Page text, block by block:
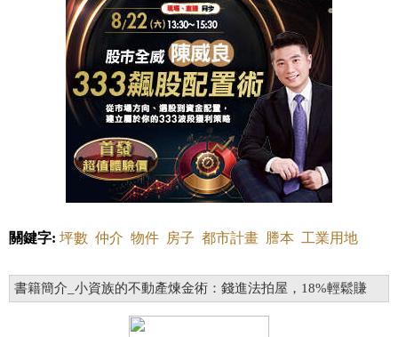
關鍵字: 坪數 仲介 物件 房子 都市計畫 謄本 工業用地
書籍簡介_小資族的不動產煉金術：錢進法拍屋，18%輕鬆賺